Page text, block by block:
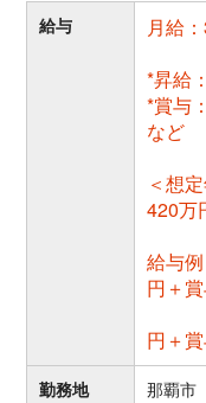
給与
月給
*昇給
*賞与
など
＜想
420万
給与
円＋
45
円＋
勤務地
那覇市